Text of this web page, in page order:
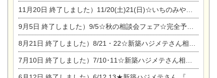
11月20日 終了しました）11/20(土)21(日)☆いちのみや逸品市に出店します【ひのきのバラ販売】
9月5日 終了しました）9/5☆秋の相談会フェア☆完全予約制
8月21日 終了しました）8/21・22☆新築ハジメテさん相談会 『集まれ！農地に家を建てたい人！』
7月10日 終了しました）7/10･11☆新築ハジメテさん相談会 『集まれ！農地に家を建てたい人！』完全予約制